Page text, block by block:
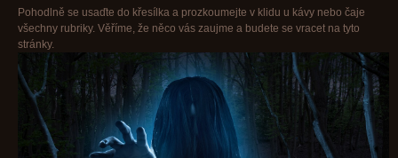
Pohodlně se usaďte do křesílka a prozkoumejte v klidu u kávy nebo čaje
všechny rubriky. Věříme, že něco vás zaujme a budete se vracet na tyto
stránky.